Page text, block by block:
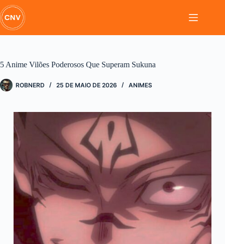
Pular
para
o
conteúdo
5 Anime Vilões Poderosos Que Superam Sukuna
ROBNERD 25 DE MAIO DE 2026 ANIMES